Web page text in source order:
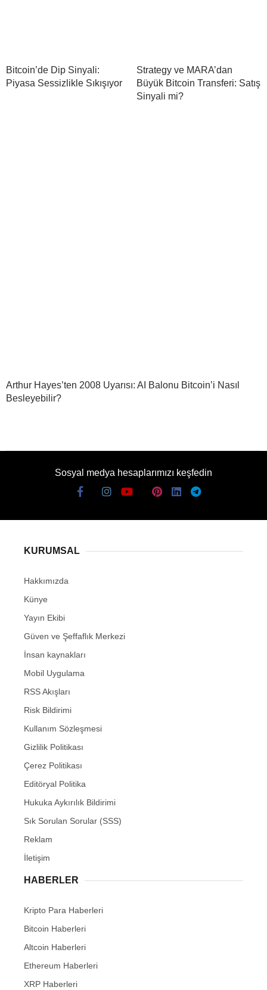
Bitcoin’de Dip Sinyali:
Piyasa Sessizlikle Sıkışıyor
Strategy ve MARA’dan
Büyük Bitcoin Transferi: Satış
Sinyali mi?
Arthur Hayes’ten 2008 Uyarısı: AI Balonu Bitcoin’i Nasıl
Besleyebilir?
Sosyal medya hesaplarımızı keşfedin
KURUMSAL
Hakkımızda
Künye
Yayın Ekibi
Güven ve Şeffaflık Merkezi
İnsan kaynakları
Mobil Uygulama
RSS Akışları
Risk Bildirimi
Kullanım Sözleşmesi
Gizlilik Politikası
Çerez Politikası
Editöryal Politika
Hukuka Aykırılık Bildirimi
Sık Sorulan Sorular (SSS)
Reklam
İletişim
HABERLER
Kripto Para Haberleri
Bitcoin Haberleri
Altcoin Haberleri
Ethereum Haberleri
XRP Haberleri